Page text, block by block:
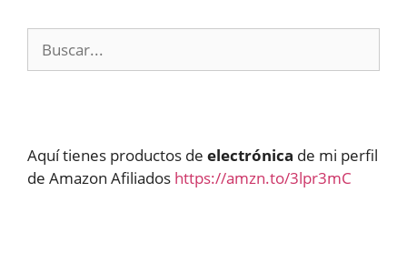
Aquí tienes productos de electrónica de mi perfil
de Amazon Afiliados https://amzn.to/3lpr3mC